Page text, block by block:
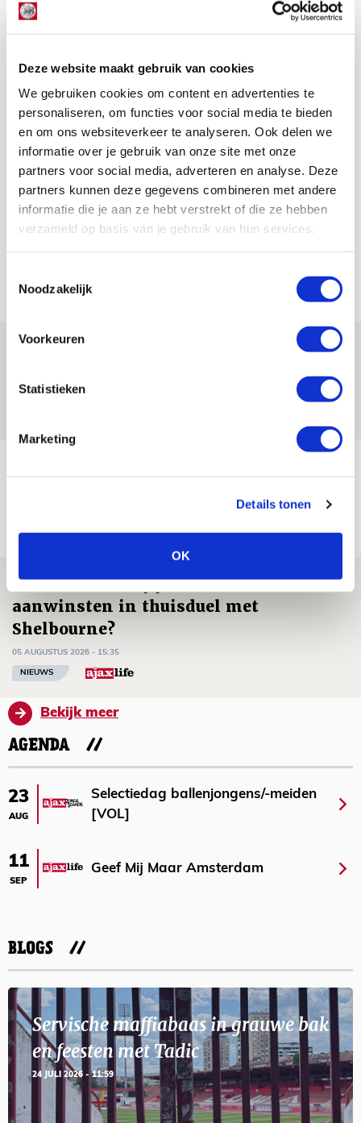
Deze website maakt gebruik van cookies
We gebruiken cookies om content en advertenties te
personaliseren, om functies voor social media te bieden
en om ons websiteverkeer te analyseren. Ook delen we
informatie over je gebruik van onze site met onze
partners voor social media, adverteren en analyse. Deze
partners kunnen deze gegevens combineren met andere
informatie die je aan ze hebt verstrekt of die ze hebben
verzameld op basis van je gebruik van hun services.
Noodzakelijk
Voorkeuren
Statistieken
Marketing
Details tonen
OK
De Redactie
Bekijk alle berichten van De Redactie
NET BINNEN //
Drie dingen die je moet weten over
06 AUGUSTUS 2026 - 09:33
NIEUWS
Míchels elf: zie jij al rol voor
aanwinsten in thuisduel met
Shelbourne?
05 AUGUSTUS 2026 - 15:35
NIEUWS
Bekijk meer
AGENDA
23
AUG
Selectiedag ballenjongens/-meiden
[VOL]
11
SEP
Geef Mij Maar Amsterdam
BLOGS
Servische maffiabaas in grauwe bak
en feesten met Tadic
24 JULI 2026 - 11:59